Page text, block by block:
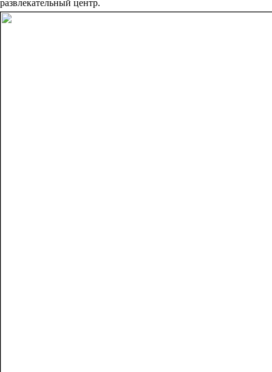
развлекательный центр.